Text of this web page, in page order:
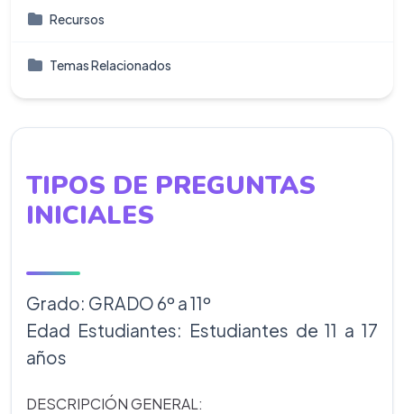
Recursos
Temas Relacionados
TIPOS DE PREGUNTAS
INICIALES
Grado: GRADO 6º a 11º
Edad Estudiantes: Estudiantes de 11 a 17
años
DESCRIPCIÓN GENERAL: